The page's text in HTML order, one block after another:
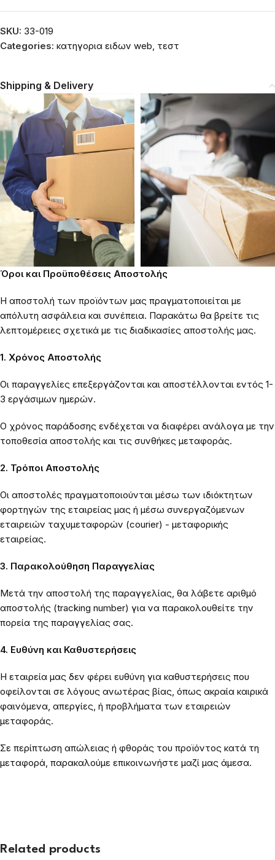
SKU: 33-019
Categories: κατηγορια ειδων web, τεστ
Shipping & Delivery
Όροι και Προϋποθέσεις Αποστολής
Η αποστολή των προϊόντων μας πραγματοποιείται με
απόλυτη ασφάλεια και συνέπεια. Παρακάτω θα βρείτε τις
λεπτομέρειες σχετικά με τις διαδικασίες αποστολής μας.
1. Χρόνος Αποστολής
Οι παραγγελίες επεξεργάζονται και αποστέλλονται εντός 1-
3 εργάσιμων ημερών.
Ο χρόνος παράδοσης ενδέχεται να διαφέρει ανάλογα με την
τοποθεσία αποστολής και τις συνθήκες μεταφοράς.
2. Τρόποι Αποστολής
Οι αποστολές πραγματοποιούνται μέσω των ιδιόκτητων
φορτηγών της εταιρείας μας ή μέσω συνεργαζόμενων
εταιρειών ταχυμεταφορών (courier) - μεταφορικής
εταιρείας.
3. Παρακολούθηση Παραγγελίας
Μετά την αποστολή της παραγγελίας, θα λάβετε αριθμό
αποστολής (tracking number) για να παρακολουθείτε την
πορεία της παραγγελίας σας.
4. Ευθύνη και Καθυστερήσεις
Η εταιρεία μας δεν φέρει ευθύνη για καθυστερήσεις που
οφείλονται σε λόγους ανωτέρας βίας, όπως ακραία καιρικά
φαινόμενα, απεργίες, ή προβλήματα των εταιρειών
μεταφοράς.
Σε περίπτωση απώλειας ή φθοράς του προϊόντος κατά τη
μεταφορά, παρακαλούμε επικοινωνήστε μαζί μας άμεσα.
Related products